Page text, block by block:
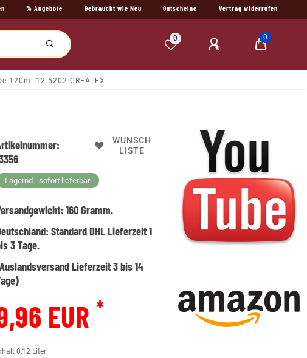
% Angebote Gebraucht wie Neu Gutscheine Vertrag widerrufen
0 0
120ml 12 5202 CREATEX
WUNSCH
LISTE
Lagernd - sofort lieferbar
160Gramm.
Standard DHL Lieferzeit 1
3 Tage.
Lieferzeit 3 bis 14
EUR *
0,12 Liter